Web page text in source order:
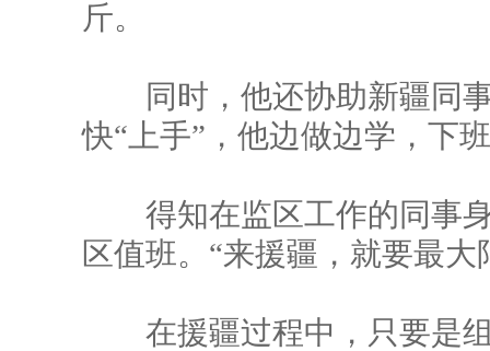
斤。
同时，他还协助新疆同事
快“上手”，他边做边学，下
得知在监区工作的同事身
区值班。“来援疆，就要最
在援疆过程中，只要是组